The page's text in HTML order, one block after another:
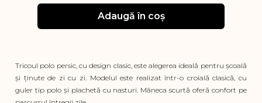
Adaugă în coș
Tricoul polo persic, cu design clasic, este alegerea ideală pentru școală
și ținute de zi cu zi. Modelul este realizat într-o croială clasică, cu
guler tip polo și plachetă cu nasturi. Mâneca scurtă oferă confort pe